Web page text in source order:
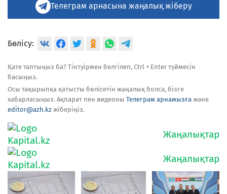
Телеграм арнасына жаңалық жіберу
Бөлісу:
Қате таптыңыз ба? Тінтуірмен белгілеп, Ctrl + Enter түймесін
басыңыз.
Осы тақырыпқа қатысты бөлісетін жаңалық болса, бізге
хабарласыңыз. Ақпарат пен видеоны Телеграм арнамызға және
editor@azh.kz жіберіңіз.